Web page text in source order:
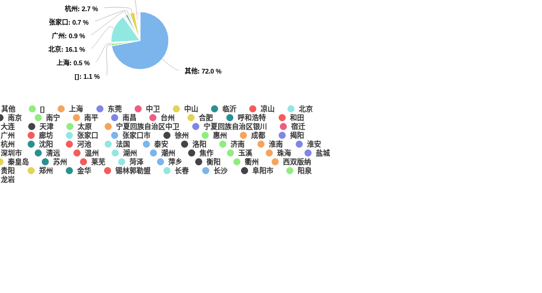
其他: 72.0 %
其他: 72.0 %
[]: 1.1 %
[]: 1.1 %
上海: 0.5 %
上海: 0.5 %
北京: 16.1 %
北京: 16.1 %
广州: 0.9 %
广州: 0.9 %
张家口: 0.7 %
张家口: 0.7 %
杭州: 2.7 %
杭州: 2.7 %
其他 [] 上海 东莞 中卫 中山 临沂 凉山
北京
南京 南宁 南平 南昌 台州 合肥 呼和浩特
和田
大连 天津 太原 宁夏回族自治区中卫 宁夏回族自治区银川
宿迁
广州 廊坊 张家口 张家口市 徐州 惠州 成都
揭阳
杭州 沈阳 河池 法国 泰安 洛阳 济南 淮南
淮安
深圳市 清远 温州 湖州 潮州 焦作 玉溪 珠海
盐城
秦皇岛 苏州 莱芜 菏泽 萍乡 衡阳 衢州
西双版纳
贵阳 郑州 金华 锡林郭勒盟 长春 长沙 阜阳市
阳泉
龙岩